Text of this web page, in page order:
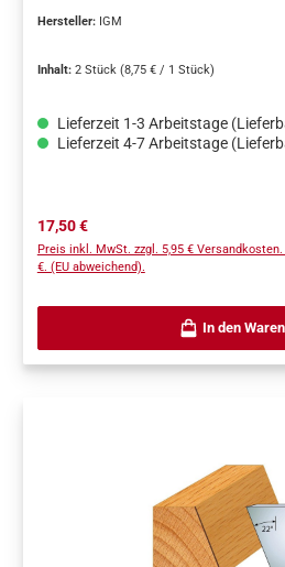
Hersteller: IGM
Inhalt: 2 Stück (8,75 € / 1 Stück)
Lieferzeit 1-3 Arbeitstage
Lieferzeit 4-7 Arbeitstage
Regulärer Preis:
17,50 €
Preis inkl. MwSt. zzgl. 5,95 €
€. (EU abweichend).
In den